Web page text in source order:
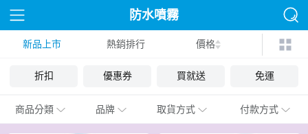
防水噴霧
新品上市 熱銷排行 價格
折扣 優惠券 買就送 免運
商品分類 品牌 取貨方式 付款方式